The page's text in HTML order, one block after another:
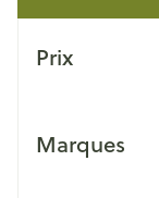
Prix
Marques